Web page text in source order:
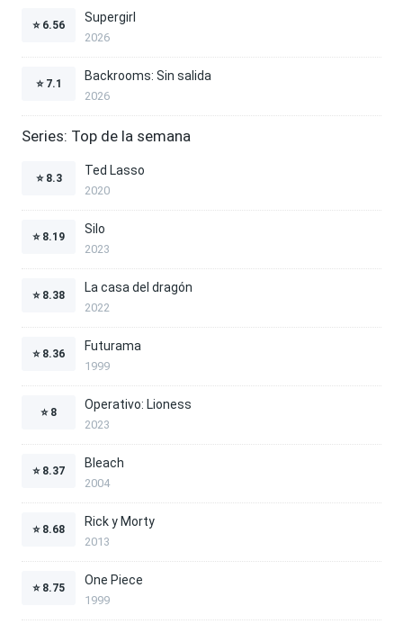
⭐ 6.56
Supergirl
2026
⭐ 7.1
Backrooms: Sin salida
2026
Series: Top de la semana
⭐ 8.3
Ted Lasso
2020
⭐ 8.19
Silo
2023
⭐ 8.38
La casa del dragón
2022
⭐ 8.36
Futurama
1999
⭐ 8
Operativo: Lioness
2023
⭐ 8.37
Bleach
2004
⭐ 8.68
Rick y Morty
2013
⭐ 8.75
One Piece
1999